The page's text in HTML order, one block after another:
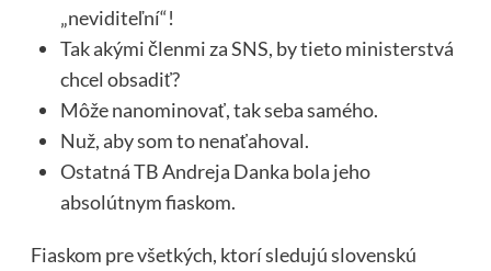
„neviditeľní“!
Tak akými členmi za SNS, by tieto ministerstvá
chcel obsadiť?
Môže nanominovať, tak seba samého.
Nuž, aby som to nenaťahoval.
Ostatná TB Andreja Danka bola jeho
absolútnym fiaskom.
Fiaskom pre všetkých, ktorí sledujú slovenskú